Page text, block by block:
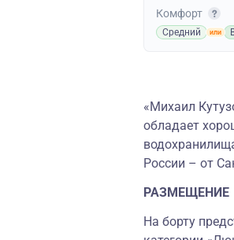
Комфорт
Средний
«Михаил
обладает
России – от
РАЗМЕЩЕНИЕ
На борту